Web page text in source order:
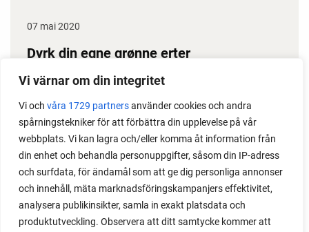
Vi värnar om din integritet
Vi och våra 1729 partnersanvänder cookies och andra
spårningstekniker för att förbättra din upplevelse på vår
webbplats. Vi kan lagra och/eller komma åt information från
din enhet och behandla personuppgifter, såsom din IP-adress
och surfdata, för ändamål som att ge dig personliga annonser
och innehåll, mäta marknadsföringskampanjers effektivitet,
analysera publikinsikter, samla in exakt platsdata och
produktutveckling. Observera att ditt samtycke kommer att
07 mai 2020
Dyrk din egne grønne erter
Erter gir stor avling, dessuten klarer de seg i
en gullgruve i kjøkkenhagen. Her får du noen gode
ertedyrketips.